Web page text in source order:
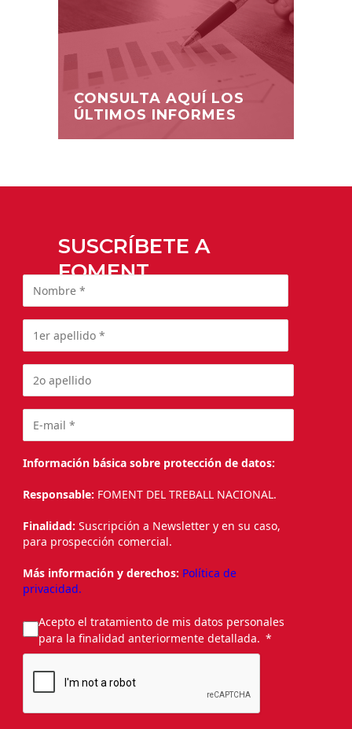
CONSULTA AQUÍ LOS
ÚLTIMOS INFORMES
SUSCRÍBETE A
FOMENT
Información básica sobre protección de datos:
Responsable: FOMENT DEL TREBALL NACIONAL.
Finalidad: Suscripción a Newsletter y en su caso,
para prospección comercial.
Más información y derechos: Política de
privacidad.
Acepto el tratamiento de mis datos personales
para la finalidad anteriormente detallada.